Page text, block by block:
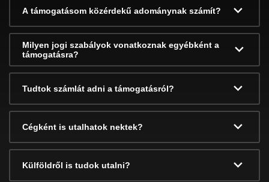
A támogatásom közérdekű adománynak számít?
Milyen jogi szabályok vonatkoznak egyébként a
támogatásra?
Tudtok számlát adni a támogatásról?
Cégként is utalhatok nektek?
Külföldről is tudok utalni?